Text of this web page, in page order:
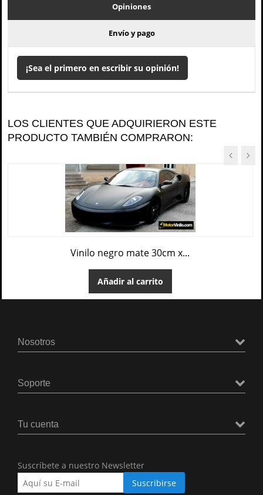
Opiniones
Envío y pago
¡Sea el primero en escribir su opinión!
LOS CLIENTES QUE ADQUIRIERON ESTE
PRODUCTO TAMBIÉN COMPRARON:
Vinilo negro mate 30cm x...
Añadir al carrito
Nosotros
Soporte
Tu cuenta
Suscríbete a nuestro Newsletter